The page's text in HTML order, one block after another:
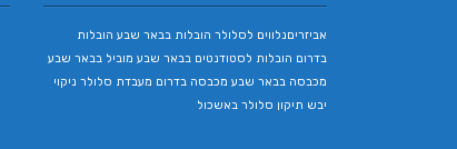
אביזריםנלווים לסלולר הובלות בבאר שבע הובלות
בדרום הובלות לסטודנטים בבאר שבע מוביל בבאר שבע
מכבסה בבאר שבע מכבסה בדרום מעבדת סלולר ניקוי
יבש תיקון סלולר באשכול